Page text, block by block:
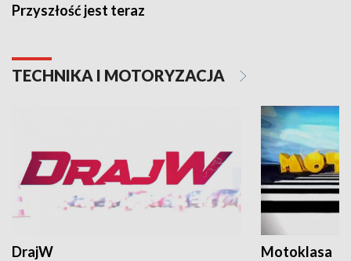
Przyszłość jest teraz
TECHNIKA I MOTORYZACJA
DrajW Motoklasa